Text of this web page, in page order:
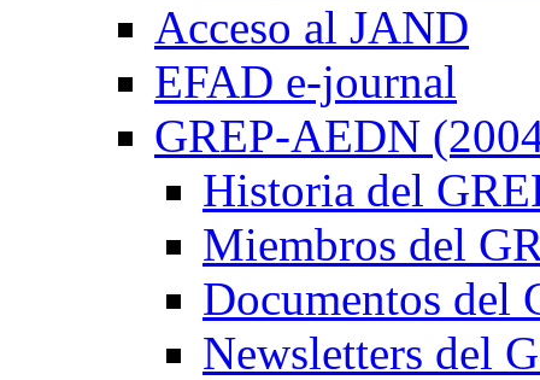
Acceso al JAND
EFAD e-journal
GREP-AEDN
Historia del
Miembros del
Documentos del
Newsletters del